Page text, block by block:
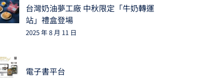
台灣奶油夢工廠 中秋限定「牛奶轉運
站」禮盒登場
2025 年 8 月 11 日
電子書平台